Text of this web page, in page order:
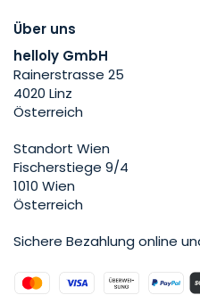
Über uns
helloly GmbH
Rainerstrasse 25
4020 Linz
Österreich
Standort Wien
Fischerstiege 9/4
1010 Wien
Österreich
Sichere Bezahlung online